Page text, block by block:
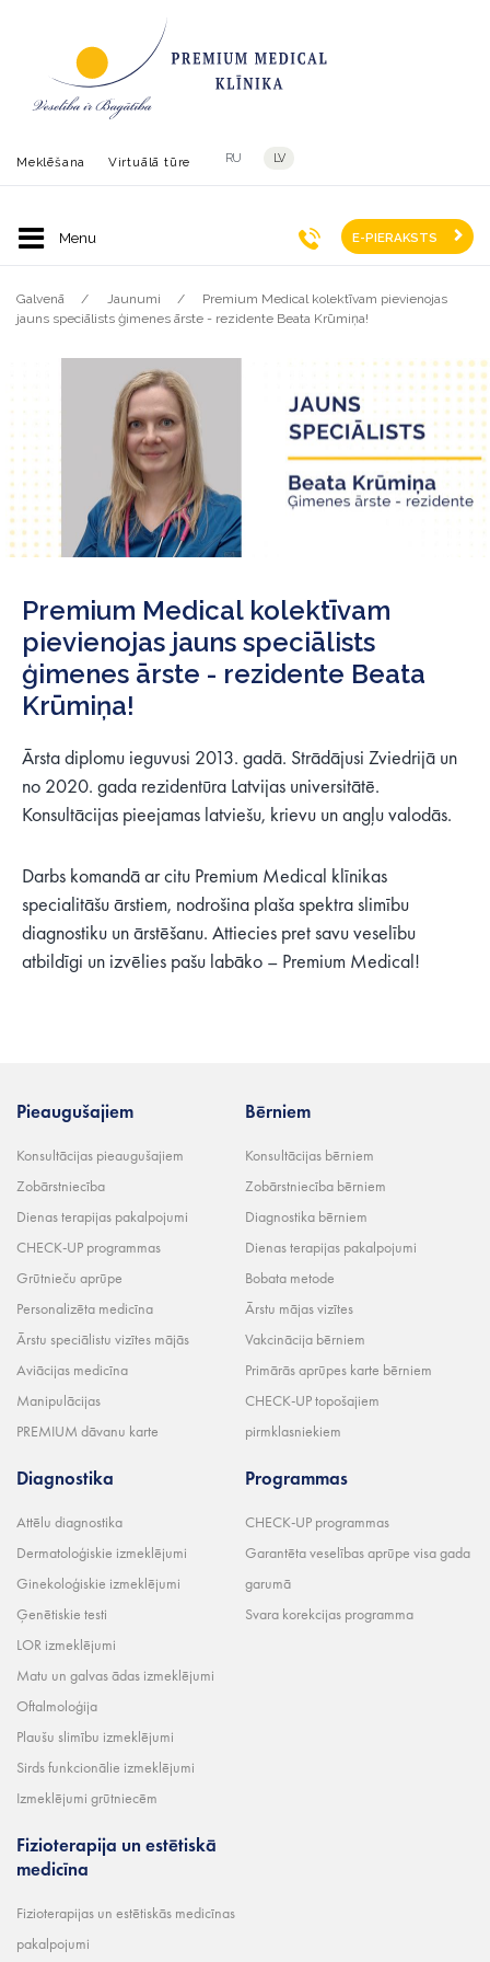
Meklēšana Virtuālā tūre RU LV
E-PIERAKSTS
Galvenā Jaunumi
Premium Medical kolektīvam pievienojas
jauns speciālists ģimenes ārste - rezidente Beata Krūmiņa!
Premium Medical kolektīvam
pievienojas jauns speciālists
ģimenes ārste - rezidente Beata
Krūmiņa!
Ārsta diplomu ieguvusi 2013. gadā. Strādājusi Zviedrijā un
no 2020. gada rezidentūra Latvijas universitātē.
Konsultācijas pieejamas latviešu, krievu un angļu valodās.
Darbs komandā ar citu Premium Medical klīnikas
specialitāšu ārstiem, nodrošina plaša spektra slimību
diagnostiku un ārstēšanu. Attiecies pret savu veselību
atbildīgi un izvēlies pašu labāko – Premium Medical!
Pieaugušajiem
Konsultācijas pieaugušajiem
Zobārstniecība
Dienas terapijas pakalpojumi
CHECK-UP programmas
Grūtnieču aprūpe
Personalizēta medicīna
Ārstu speciālistu vizītes mājās
Aviācijas medicīna
Manipulācijas
PREMIUM dāvanu karte
Bērniem
Konsultācijas bērniem
Zobārstniecība bērniem
Diagnostika bērniem
Dienas terapijas pakalpojumi
Bobata metode
Ārstu mājas vizītes
Vakcinācija bērniem
Primārās aprūpes karte bērniem
CHECK-UP topošajiem
pirmklasniekiem
Diagnostika
Attēlu diagnostika
Dermatoloģiskie izmeklējumi
Ginekoloģiskie izmeklējumi
Ģenētiskie testi
LOR izmeklējumi
Matu un galvas ādas izmeklējumi
Oftalmoloģija
Plaušu slimību izmeklējumi
Sirds funkcionālie izmeklējumi
Izmeklējumi grūtniecēm
Fizioterapija un estētiskā
medicīna
Fizioterapijas un estētiskās medicīnas
pakalpojumi
Programmas
CHECK-UP programmas
Garantēta veselības aprūpe visa gada
garumā
Svara korekcijas programma